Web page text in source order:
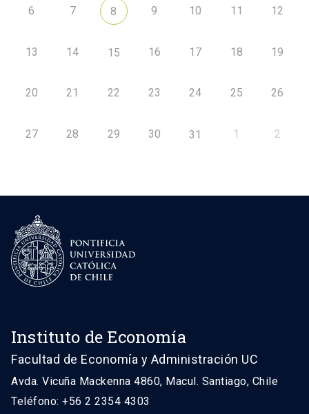
6 7 8 9 10 11 12
13 14 15 16 17 18 19
20 21 22 23 24 25 26
27 28 29 30 31 1 2
Instituto de Economía
Facultad de Economía y Administración UC
Avda. Vicuña Mackenna 4860, Macul. Santiago, Chile
Teléfono: +56 2 2354 4303